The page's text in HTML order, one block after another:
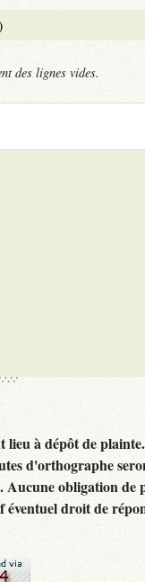
des lignes vides.
à dépôt de plainte.
d'orthographe
Aucune obligation de
éventuel droit de